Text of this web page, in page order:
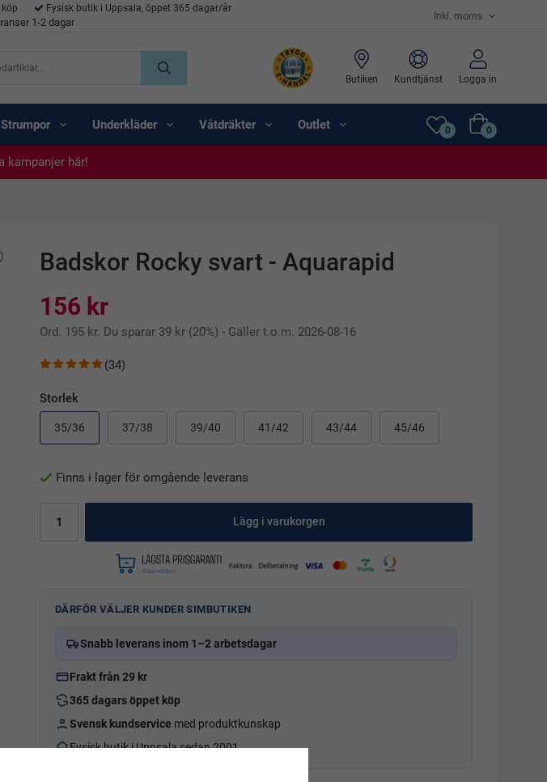
Fysisk butik i Uppsala, öppet 365 dagar/år
1-2 dagar
Butiken Kundtjänst Logga in
Strumpor Underkläder Våtdräkter Outlet 0 0
kampanjer här!
kampanjer här!
kampanjer här!
kampanjer här!
Badskor Rocky svart - Aquarapid
156 kr
Ord. 195 kr. Du sparar 39 kr (20%) - Gäller t.o.m. 2026-08-16
(34)
Storlek
35/36 37/38 39/40 41/42 43/44 45/46
Finns i lager för omgående leverans
Lägg i varukorgen
DÄRFÖR VÄLJER KUNDER SIMBUTIKEN
Snabb leverans inom 1–2 arbetsdagar
Frakt från 29 kr
365 dagars öppet köp
Svensk kundservice med produktkunskap
Fysisk butik i Uppsala sedan 2001